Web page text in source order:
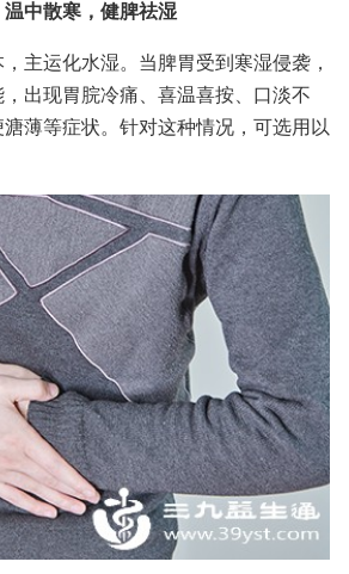
中散寒，健脾祛湿
主运化水湿。当脾胃受到寒湿侵袭，
出现胃脘冷痛、喜温喜按、口淡不
薄等症状。针对这种情况，可选用以